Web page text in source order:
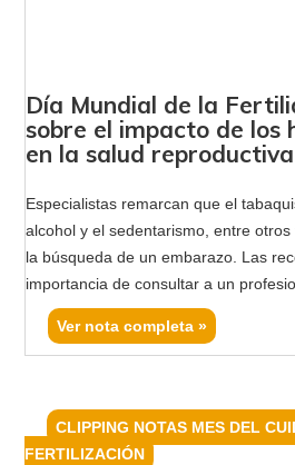
Día Mundial de la
sobre el impacto de los
en la salud reproductiva
Especialistas remarcan que el
alcohol y el sedentarismo, entre
la búsqueda de un embarazo. Las
importancia de consultar a un
Ver nota completa »
CLIPPING NOTAS MES DEL
FERTILIZACIÓN